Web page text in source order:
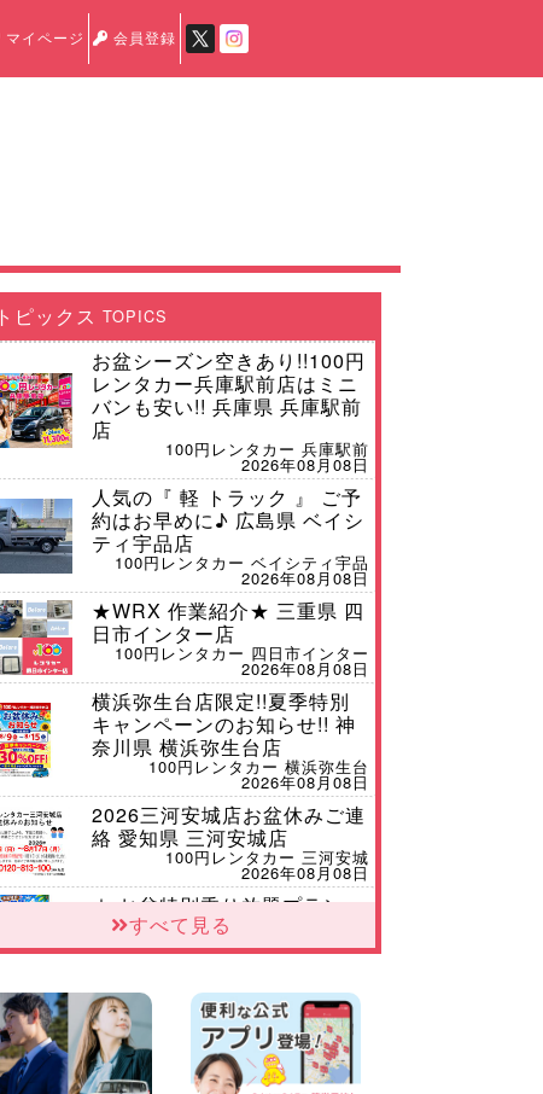
マイページ 会員登録
トピックス TOPICS
お盆シーズン空きあり!!100円
レンタカー兵庫駅前店はミニ
バンも安い!! 兵庫県 兵庫駅前
店
100円レンタカー 兵庫駅前
2026年08月08日
人気の『 軽 トラック 』 ご予
約はお早めに♪ 広島県 ベイシ
ティ宇品店
100円レンタカー ベイシティ宇品
2026年08月08日
★WRX 作業紹介★ 三重県 四
日市インター店
100円レンタカー 四日市インター
2026年08月08日
横浜弥生台店限定!!夏季特別
キャンペーンのお知らせ!! 神
奈川県 横浜弥生台店
100円レンタカー 横浜弥生台
2026年08月08日
2026三河安城店お盆休みご連
絡 愛知県 三河安城店
100円レンタカー 三河安城
2026年08月08日
☆ お盆特別乗り放題プラン
☆ 埼玉県 杉戸店
100円レンタカー 杉戸
佐渡でのドライブは安全第一!
交通事故にご注意ください 新
潟県 佐渡空港店
100円レンタカー 佐渡空港
2026年08月07日
すべて見る